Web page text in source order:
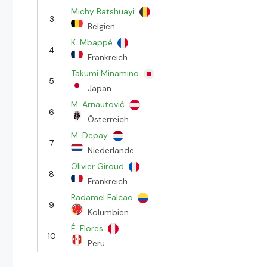
3
Michy Batshuayi
Belgien
4
K. Mbappé
Frankreich
5
Takumi Minamino
Japan
6
M. Arnautović
Österreich
7
M. Depay
Niederlande
8
Olivier Giroud
Frankreich
9
Radamel Falcao
Kolumbien
10
É. Flores
Peru